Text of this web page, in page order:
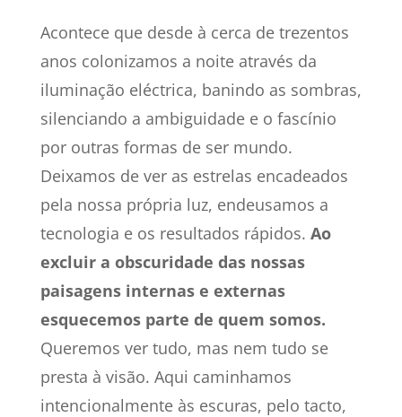
Acontece que desde à cerca de trezentos
anos colonizamos a noite através da
iluminação eléctrica, banindo as sombras,
silenciando a ambiguidade e o fascínio
por outras formas de ser mundo.
Deixamos de ver as estrelas encadeados
pela nossa própria luz, endeusamos a
tecnologia e os resultados rápidos. Ao
excluir a obscuridade das nossas
paisagens internas e externas
esquecemos parte de quem somos.
Queremos ver tudo, mas nem tudo se
presta à visão. Aqui caminhamos
intencionalmente às escuras, pelo tacto,